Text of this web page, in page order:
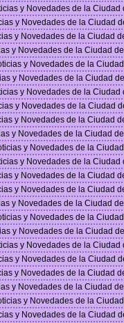
y Novedades de la
y Novedades de la Ciudad
y Novedades de la Ciudad
y Novedades de la Ciudad
y Novedades de la
y Novedades de la Ciudad
y Novedades de la
y Novedades de la Ciudad
y Novedades de la Ciudad
y Novedades de la Ciudad
y Novedades de la
y Novedades de la
y Novedades de la Ciudad
y Novedades de la Ciudad
y Novedades de la Ciudad
y Novedades de la
y Novedades de la Ciudad
y Novedades de la
y Novedades de la Ciudad
y Novedades de la Ciudad
y Novedades de la Ciudad
y Novedades de la
y Novedades de la Ciudad